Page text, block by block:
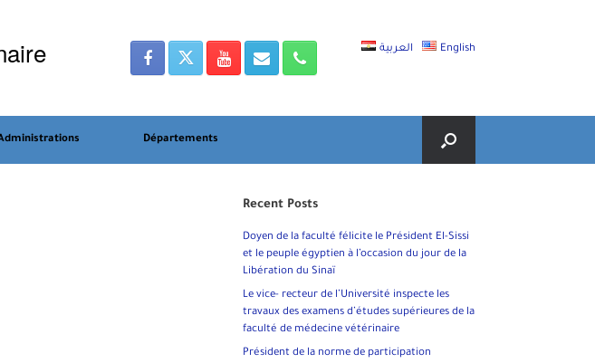
العربية English
Départements
Recent Posts
Doyen de la faculté félicite le Président El-Sissi
et le peuple égyptien à l’occasion du jour de la
Libération du Sinaï
Le vice- recteur de l’Université inspecte les
travaux des examens d’études supérieures de la
faculté de médecine vétérinaire
Président de la norme de participation